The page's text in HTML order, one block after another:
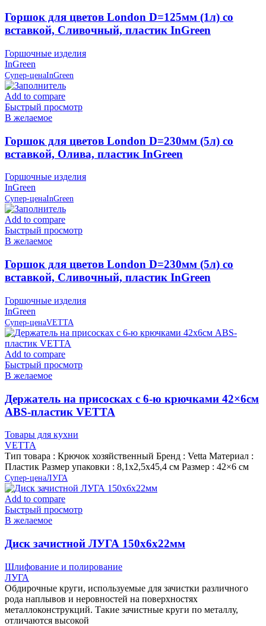
Горшок для цветов London D=125мм (1л) со
вставкой, Сливочный, пластик InGreen
Горшочные изделия
InGreen
Супер-ценаInGreen
Add to compare
Быстрый просмотр
В желаемое
Горшок для цветов London D=230мм (5л) со
вставкой, Олива, пластик InGreen
Горшочные изделия
InGreen
Супер-ценаInGreen
Add to compare
Быстрый просмотр
В желаемое
Горшок для цветов London D=230мм (5л) со
вставкой, Сливочный, пластик InGreen
Горшочные изделия
InGreen
Супер-ценаVETTA
Add to compare
Быстрый просмотр
В желаемое
Держатель на присосках с 6-ю крючками 42×6см
ABS-пластик VETTA
Товары для кухни
VETTA
Тип товара : Крючок хозяйственный Бренд : Vetta Материал :
Пластик Размер упаковки : 8,1х2,5х45,4 см Размер : 42×6 см
Супер-ценаЛУГА
Add to compare
Быстрый просмотр
В желаемое
Диск зачистной ЛУГА 150х6х22мм
Шлифование и полирование
ЛУГА
Обдирочные круги, используемые для зачистки различного
рода наплывов и неровностей на поверхностях
металлоконструкций. Такие зачистные круги по металлу,
отличаются высокой